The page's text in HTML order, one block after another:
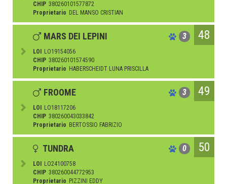
CHIP 380260101577872
Proprietario DEL MANSO CRISTIAN
MARS DEI LEPINI 3 48
LOI
LO19154056
CHIP 380260101574590
Proprietario HABERSCHEIDT LUNA PRISCILLA
FROOME 3 49
LOI
LO18117206
CHIP 380260043033842
Proprietario BERTOSSIO FABRIZIO
TUNDRA 0 50
LOI
LO24100758
CHIP 380260044772953
Proprietario PIZZINI EDDY